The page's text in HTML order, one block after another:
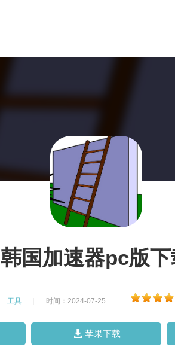
韩国加速器pc版
工具 时间：2024-07-25
苹果下载